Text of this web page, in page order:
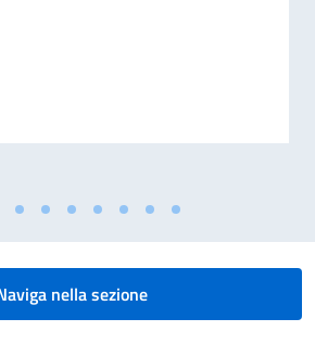
messaggio del Min. Tajani
nella sezione